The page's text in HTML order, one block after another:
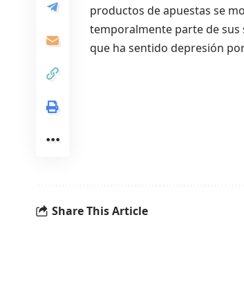
productos de apuestas se
temporalmente parte de sus
que ha sentido depresión
Share This Article